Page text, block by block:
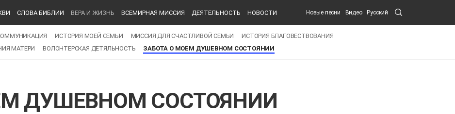
СЛОВА БИБЛИИ ВЕРА И ЖИЗНЬ ВСЕМИРНАЯ МИССИЯ ДЕЯТЕЛЬНОСТЬ НОВОСТИ Новые песни Видео Русский Search
Submit
ИСТОРИЯ МОЕЙ СЕМЬИ ​МИССИЯ ДЛЯ СЧАСТЛИВОЙ СЕМЬИ
ИСТОРИЯ БЛАГОВЕСТВОВАНИЯ
МАТЕРИ ВОЛОНТЕРСКАЯ ДЕТЯЛЬНОСТЬ ЗАБОТА О МОЕМ ДУШЕВНОМ СОСТОЯНИИ
ДУШЕВНОМ СОСТОЯНИИ